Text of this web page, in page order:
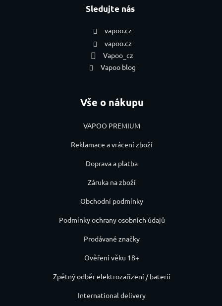
Sledujte nás
vapoo.cz
vapoo.cz
Vapoo_cz
Vapoo blog
Vše o nákupu
VAPOO PREMIUM
Reklamace a vrácení zboží
Doprava a platba
Záruka na zboží
Obchodní podmínky
Podmínky ochrany osobních údajů
Prodávané značky
Ověření věku 18+
Zpětný odběr elektrozařízení / baterií
International delivery